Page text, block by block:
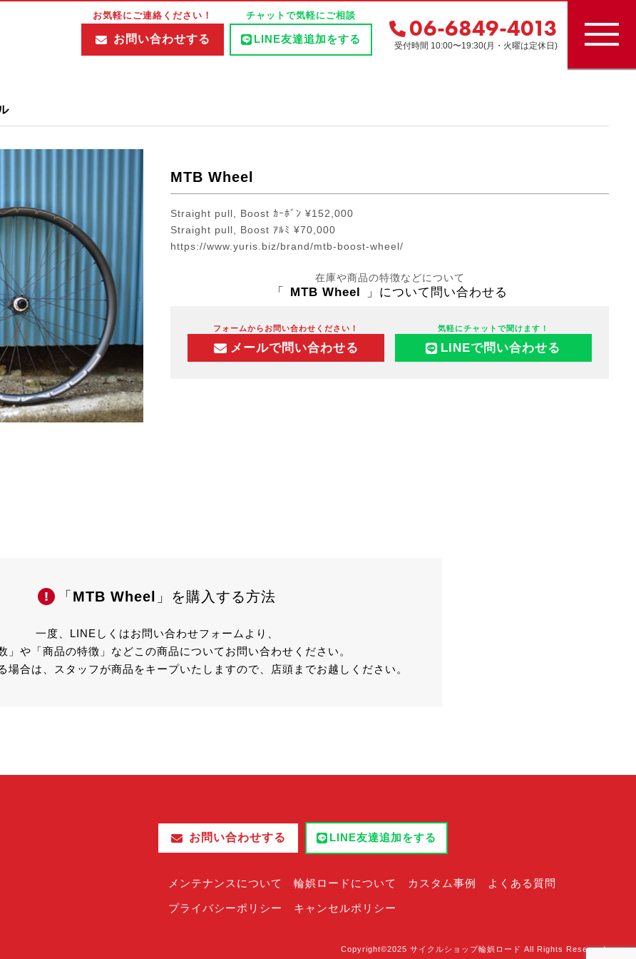
お気軽にご連絡ください！
お問い合わせする
チャットで気軽にご相談
LINE友達追加をする 06-6849-4013
受付時間 10:00〜19:30(月・火曜は定休日)
MTB Wheel
Straight pull, Boost ｶｰﾎﾞﾝ ¥152,000
Straight pull, Boost ｱﾙﾐ ¥70,000
https://www.yuris.biz/brand/mtb-boost-wheel/
在庫や商品の特徴などについて
「 MTB Wheel 」について問い合わせる
フォームからお問い合わせください！
メールで問い合わせる
気軽にチャットで聞けます！
LINEで問い合わせる
「 MTB Wheel 」を購入する方法
一度、LINEしくはお問い合わせフォームより、
」や「商品の特徴」などこの商品についてお問い合わせください。
場合は、スタッフが商品をキープいたしますので、店頭までお越しください。
お問い合わせする LINE友達追加をする
メンテナンスについて 輪娯ロードについて カスタム事例 よくある質問
プライバシーポリシー キャンセルポリシー
Copyright©2025 サイクルショップ輪娯ロード All Rights Reserved.